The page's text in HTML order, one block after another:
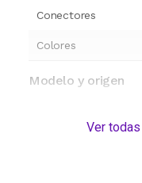
Conectores
Colores
Modelo y origen
Ver